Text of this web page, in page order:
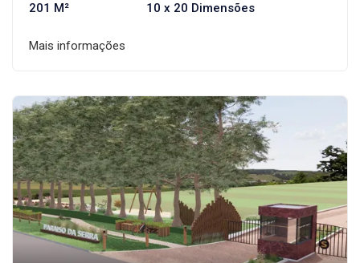
201 M² 10 x 20 Dimensões
Mais informações